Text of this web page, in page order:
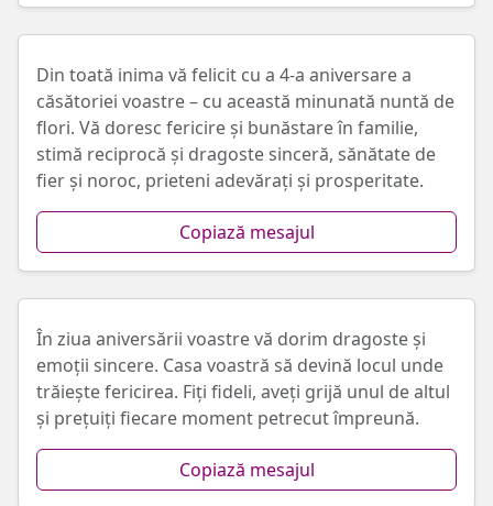
Din toată inima vă felicit cu a 4-a aniversare a
căsătoriei voastre – cu această minunată nuntă de
flori. Vă doresc fericire și bunăstare în familie,
stimă reciprocă și dragoste sinceră, sănătate de
fier și noroc, prieteni adevărați și prosperitate.
Copiază mesajul
În ziua aniversării voastre vă dorim dragoste și
emoții sincere. Casa voastră să devină locul unde
trăiește fericirea. Fiți fideli, aveți grijă unul de altul
și prețuiți fiecare moment petrecut împreună.
Copiază mesajul